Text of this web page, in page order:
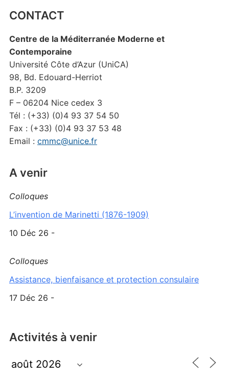
CONTACT
Centre de la Méditerranée Moderne et
Contemporaine
Université Côte d’Azur (UniCA)
98, Bd. Edouard-Herriot
B.P. 3209
F – 06204 Nice cedex 3
Tél : (+33) (0)4 93 37 54 50
Fax : (+33) (0)4 93 37 53 48
Email : cmmc@unice.fr
A venir
Colloques
L’invention de Marinetti (1876-1909)
10 Déc 26 -
Colloques
Assistance, bienfaisance et protection consulaire
17 Déc 26 -
Activités à venir